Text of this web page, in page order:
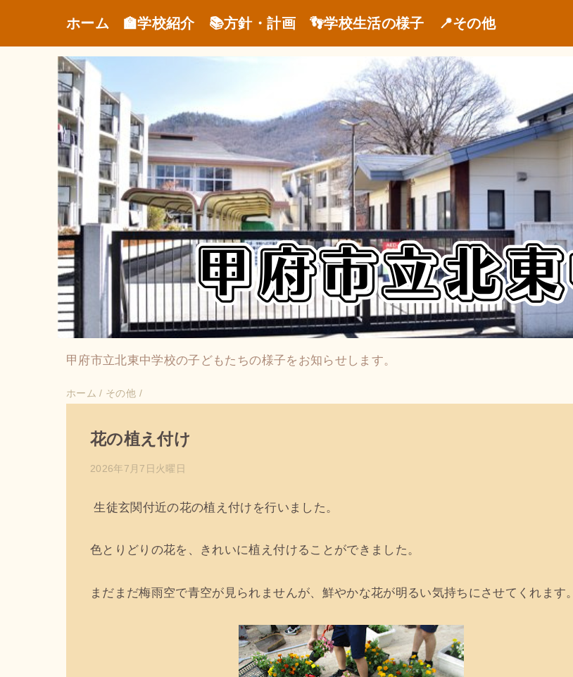
ホーム 🏫学校紹介 📚方針・計画 👣学校生活の様子 📍その他
甲府市立北東中学校の子どもたちの様子をお知らせします。
ホーム / その他 /
花の植え付け
2026年7月7日火曜日
生徒玄関付近の花の植え付けを行いました。
色とりどりの花を、きれいに植え付けることができました。
まだまだ梅雨空で青空が見られませんが、鮮やかな花が明るい気持ちにさせてくれます。